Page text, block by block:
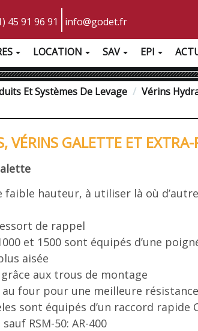
45 91 96 91 info@godet.fr
LOCATION SAV EPI
Et Systèmes De Levage
Vérins
VÉRINS GALETTE ET
faible hauteur, à utiliser là où
de rappel
et 1500 sont équipés d’une
aisée
aux trous de montage
four pour une meilleure résistance
sont équipés d’un raccord rapide
RSM-50: AR-400